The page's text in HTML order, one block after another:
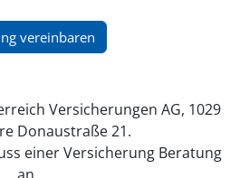
vereinbaren
Versicherungen AG, 1029
Donaustraße 21.
einer Versicherung Beratung
an.